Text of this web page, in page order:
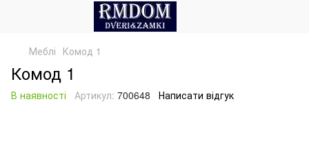
Меблі Комод 1
Комод 1
В наявності Артикул: 700648 Написати відгук